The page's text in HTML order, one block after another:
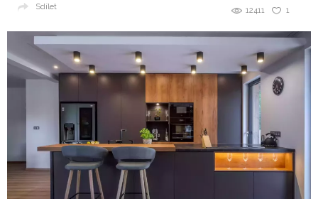
1
12411
Sdílet